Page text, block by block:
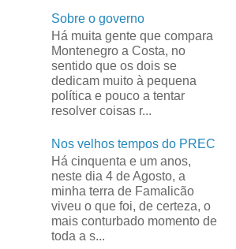
Sobre o governo
Há muita gente que compara
Montenegro a Costa, no
sentido que os dois se
dedicam muito à pequena
política e pouco a tentar
resolver coisas r...
Nos velhos tempos do PREC
Há cinquenta e um anos,
neste dia 4 de Agosto, a
minha terra de Famalicão
viveu o que foi, de certeza, o
mais conturbado momento de
toda a s...